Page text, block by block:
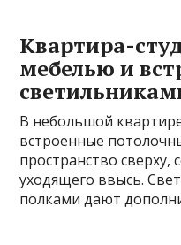
Квартира-
мебелью и
В небольшой
встроенные
пространство сверху,
уходящего ввысь.
полками дают